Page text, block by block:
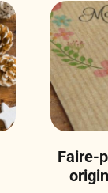
Faire-